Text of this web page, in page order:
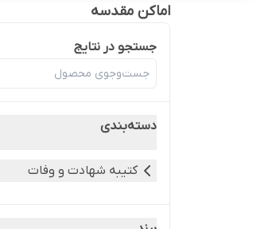
اماکن مقدسه
جستجو در نتایج
دسته‌بندی
کتیبه شهادت و وفات